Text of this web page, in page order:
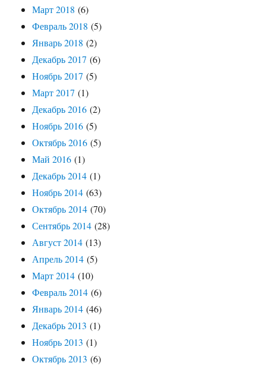
Март 2018 (6)
Февраль 2018 (5)
Январь 2018 (2)
Декабрь 2017 (6)
Ноябрь 2017 (5)
Март 2017 (1)
Декабрь 2016 (2)
Ноябрь 2016 (5)
Октябрь 2016 (5)
Май 2016 (1)
Декабрь 2014 (1)
Ноябрь 2014 (63)
Октябрь 2014 (70)
Сентябрь 2014 (28)
Август 2014 (13)
Апрель 2014 (5)
Март 2014 (10)
Февраль 2014 (6)
Январь 2014 (46)
Декабрь 2013 (1)
Ноябрь 2013 (1)
Октябрь 2013 (6)